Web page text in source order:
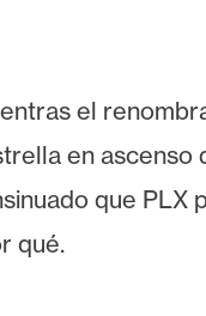
el
en
que
qué.